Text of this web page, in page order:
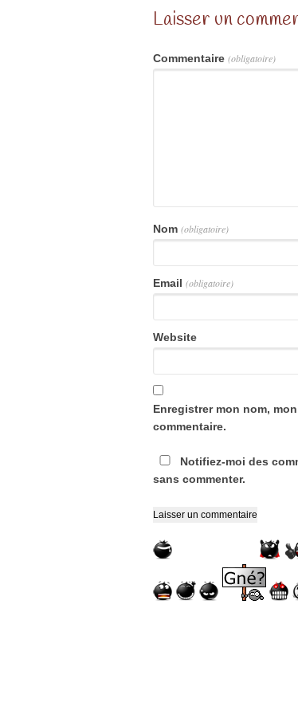
Laisser un
Commentaire (obligatoire)
Nom (obligatoire)
Email (obligatoire)
Website
Enregistrer mon nom,
commentaire.
Notifiez-moi des
sans commenter.